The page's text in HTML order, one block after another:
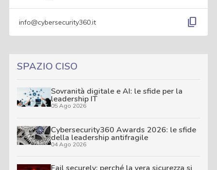
info@cybersecurity360.it content_copy
SPAZIO CISO
Sovranità digitale e AI: le sfide per la
leadership IT
05 Ago 2026
Cybersecurity360 Awards 2026: le sfide
della leadership antifragile
04 Ago 2026